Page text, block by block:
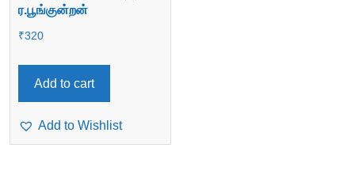
ர.பூங்குன்றன்
₹320
Add to cart
Add to Wishlist